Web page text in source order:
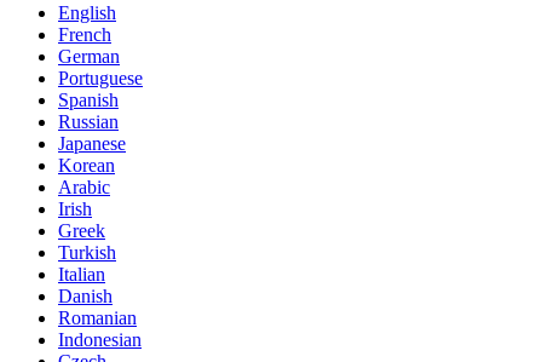
English
French
German
Portuguese
Spanish
Russian
Japanese
Korean
Arabic
Irish
Greek
Turkish
Italian
Danish
Romanian
Indonesian